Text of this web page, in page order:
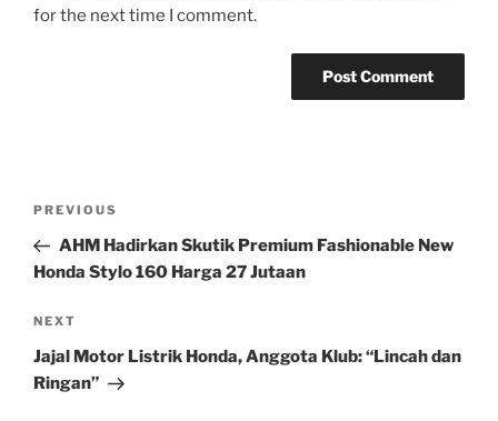
for the next time I comment.
Previous
Post
PREVIOUS
AHM Hadirkan Skutik Premium Fashionable New
Honda Stylo 160 Harga 27 Jutaan
Next
Post
NEXT
Jajal Motor Listrik Honda, Anggota Klub: “Lincah dan
Ringan”